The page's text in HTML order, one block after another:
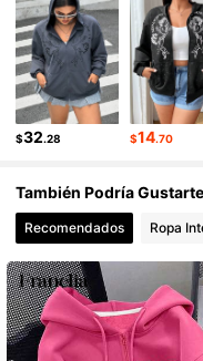
4.90 398K
$32.28 $14.70
También Podría Gustarte
Recomendados Ropa